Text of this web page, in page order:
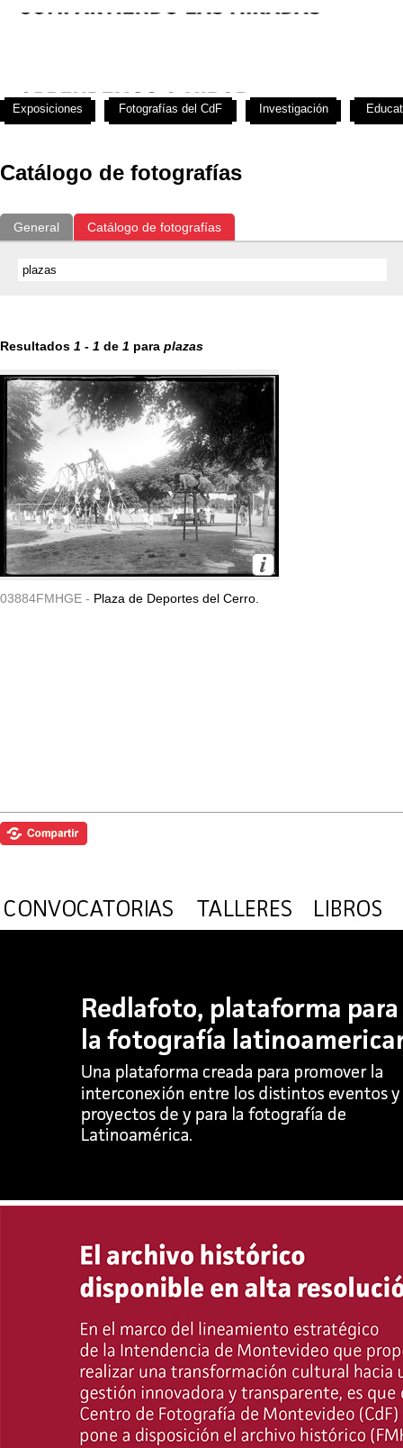
Catálogo de fotografías
General Catálogo de fotografías
Resultados 1 - 1 de 1 para plazas
03884FMHGE - Plaza de Deportes del Cerro.
Exposiciones Fotografías del CdF Investigación